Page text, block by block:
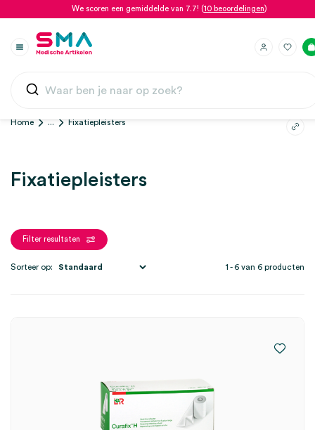
We scoren een gemiddelde van 7.7! (10 beoordelingen)
Home ... Fixatiepleisters
Fixatiepleisters
Filter resultaten
1 - 6 van 6 producten
Sorteer op: